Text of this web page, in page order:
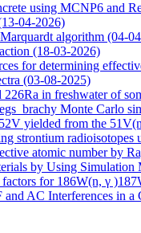
using MCNP6 and
04-2026)
algorithm (04-
(18-03-2026)
for determining
(03-08-2025)
in freshwater of
Monte Carlo
yielded from the
strontium
atomic number by
by Using Simulation
for 186W(n, γ
AC Interferences in